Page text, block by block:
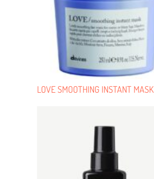
LOVE SMOOTHING INSTANT MASK